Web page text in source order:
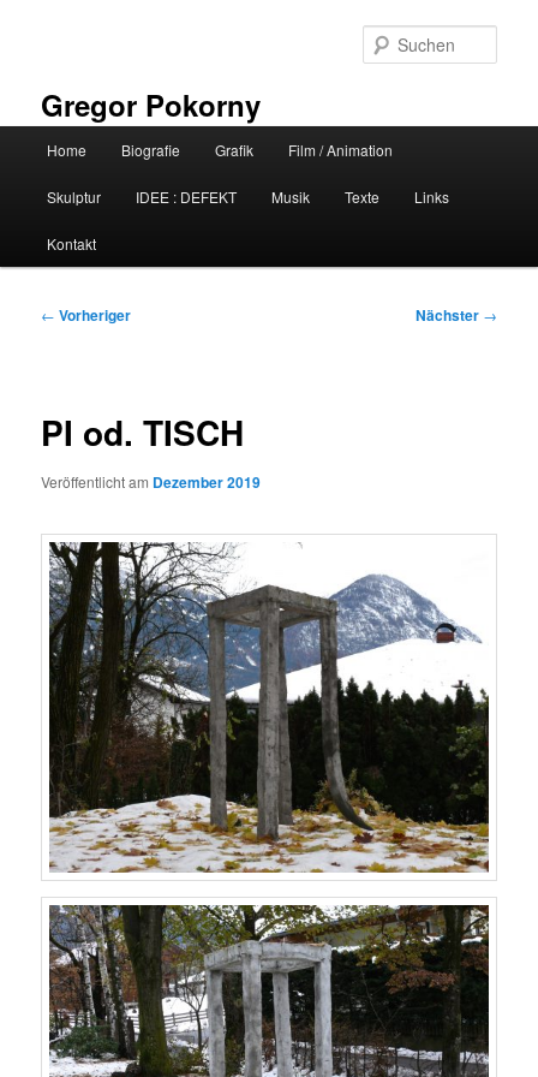
Gregor Pokorny
Home Biografie Grafik Film / Animation
Skulptur IDEE : DEFEKT Musik Texte Links
Kontakt
Beitragsnavigation
← Vorheriger Nächster →
PI od. TISCH
Veröffentlicht am Dezember 2019